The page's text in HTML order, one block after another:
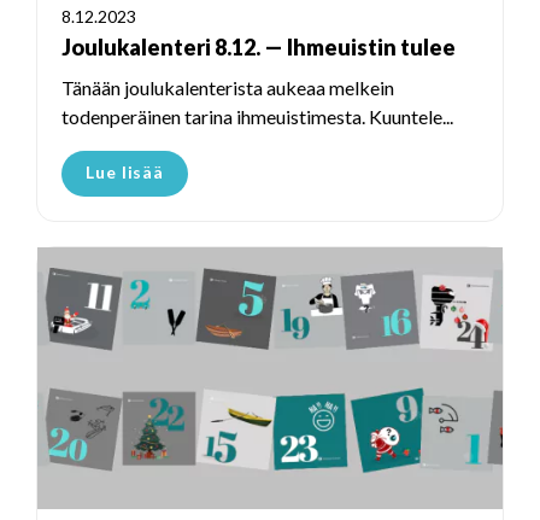
8.12.2023
Joulukalenteri 8.12. — Ihmeuistin tulee
Tänään joulukalenterista aukeaa melkein
todenperäinen tarina ihmeuistimesta. Kuuntele...
Lue lisää